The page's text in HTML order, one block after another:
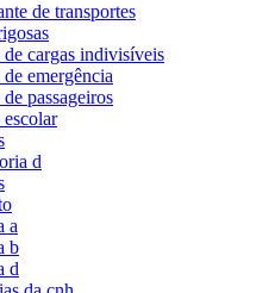
de transportes
cargas indivisíveis
emergência
passageiros
escolar
d
a
b
d